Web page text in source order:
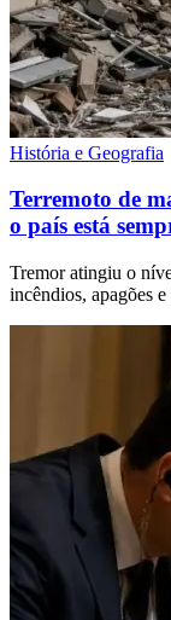
História e Geografia
Terremoto de
o país está
Tremor atingiu o
incêndios, apagões